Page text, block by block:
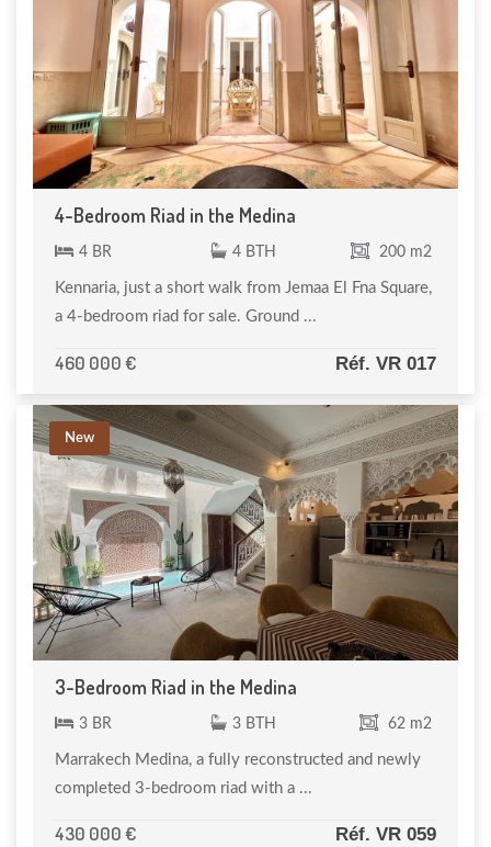
4-Bedroom Riad in the Medina
4 BR 4 BTH 200 m2
Kennaria, just a short walk from Jemaa El Fna Square,
a 4-bedroom riad for sale. Ground ...
460 000 € Réf. VR 017
New
3-Bedroom Riad in the Medina
3 BR 3 BTH 62 m2
Marrakech Medina, a fully reconstructed and newly
completed 3-bedroom riad with a ...
430 000 € Réf. VR 059